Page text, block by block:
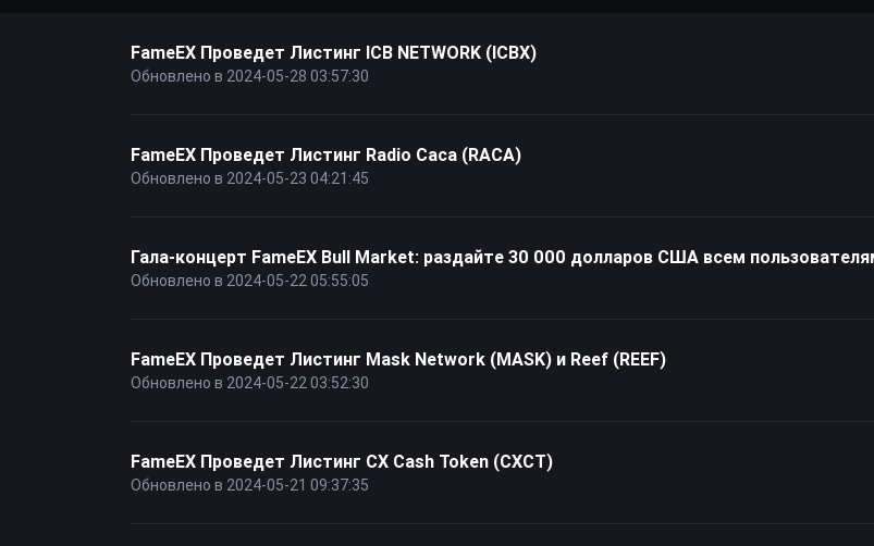
FameEX Проведет Листинг ICB NETWORK (ICBX)
Обновлено в 2024-05-28 03:57:30
FameEX Проведет Листинг Radio Caca (RACA)
Обновлено в 2024-05-23 04:21:45
Гала-концерт FameEX Bull Market: раздайте 30 000 долларов США всем
Обновлено в 2024-05-22 05:55:05
FameEX Проведет Листинг Mask Network (MASK) и Reef (REEF)
Обновлено в 2024-05-22 03:52:30
FameEX Проведет Листинг CX Cash Token (CXCT)
Обновлено в 2024-05-21 09:37:35